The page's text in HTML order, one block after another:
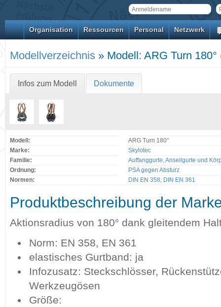
Organisation Ressourcen Personal Netzwerk
Modellverzeichnis » Modell: ARG Turn
Infos zum Modell Dokumente
Modell:
ARG Turn 180°
Marke:
Skylotec
Familie:
Auffanggurte, Anseilgurte und
Ordnung:
PSA gegen Absturz
Normen:
DIN EN 358, DIN EN 361
Produktbeschreibung der
Aktionsradius von 180° dank gleitendem
Norm: EN 358, EN 361
elastisches Gurtband: ja
Infozusatz: Steckschlösser,
Werkzeugösen
Größe: